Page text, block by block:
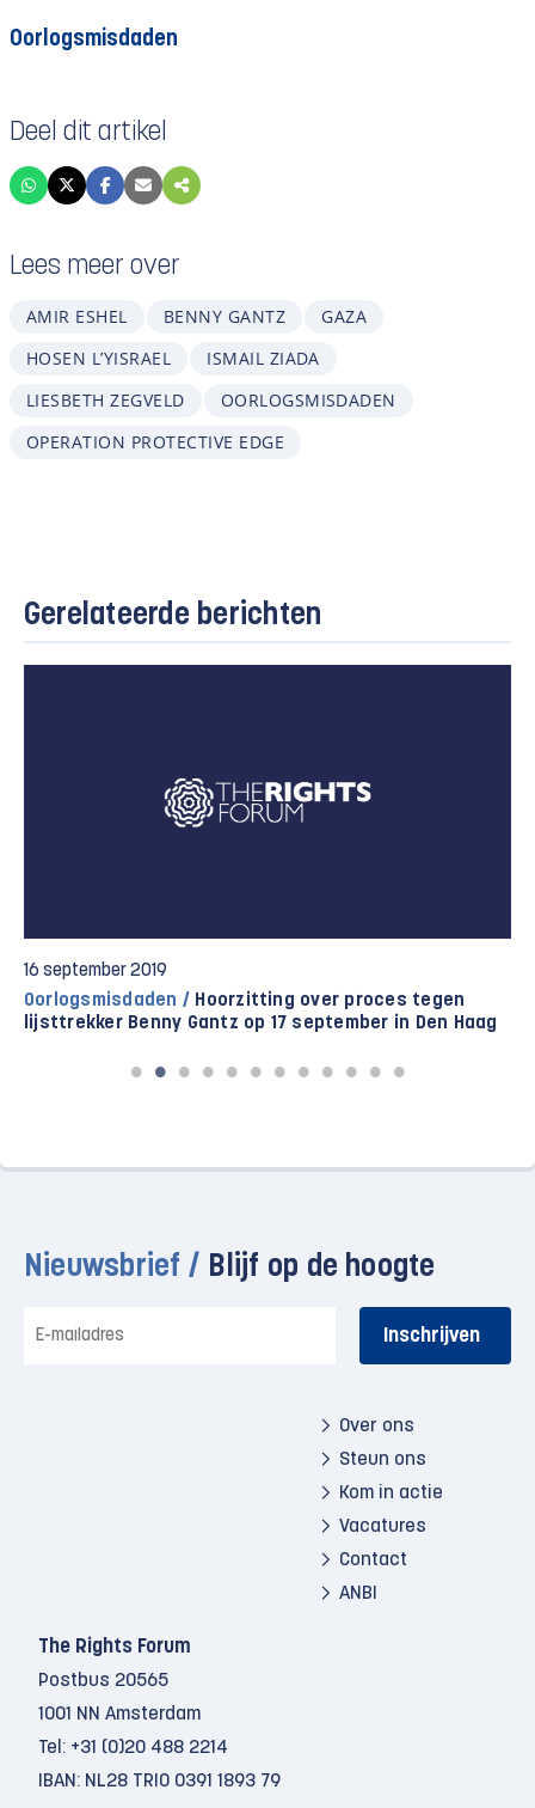
Oorlogsmisdaden
Deel dit artikel
Lees meer over
AMIR ESHEL BENNY GANTZ
GAZA
HOSEN L’YISRAEL
ISMAIL ZIADA
LIESBETH ZEGVELD
OORLOGSMISDADEN
OPERATION PROTECTIVE EDGE
Gerelateerde berichten
16 september 2019
Oorlogsmisdaden / Hoorzitting over proces tegen
lijsttrekker Benny Gantz op 17 september in Den Haag
Nieuwsbrief / Blijf op de hoogte
mailadres
Over ons
Steun ons
Kom in actie
Vacatures
Contact
ANBI
The Rights Forum
Postbus 20565
1001 NN Amsterdam
Tel: +31 (0)20 488 2214
IBAN: NL28 TRIO 0391 1893 79